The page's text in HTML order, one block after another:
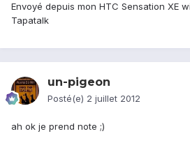
Envoyé depuis mon HTC Sensation XE
Tapatalk
un-pigeon
Posté(e) 2 juillet 2012
ah ok je prend note ;)